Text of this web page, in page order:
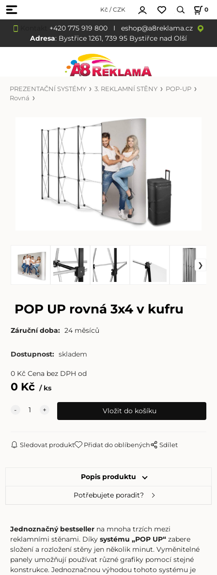
Kč / CZK 0
+420 775 919 800I
eshop@a8reklama.cz
Adresa: Bystřice 1261, 739 95 Bystiřce nad Olší
PREZENTAČNÍ SYSTÉMY 3. REKLAMNÍ STĚNY
POP-UP
Rovná
POP UP rovná 3x4 v kufru
Záruční doba: 24 měsíců
Dostupnost: skladem
0Kč Cena bez DPH od
0 Kč ks
Sledovat produkt Přidat do oblíbených Sdílet
Popis produktu
Potřebujete poradit?
Jednoznačný bestseller na mnoha trzích mezi
reklamními stěnami. Díkysystému „POP UP“ zabere
složení a rozložení stěny jen několik minut. Vyměnitelné
panely umožňují používat různé grafiky pomocí stejné
konstrukce. Jednoznačnou výhodou tohoto systému je